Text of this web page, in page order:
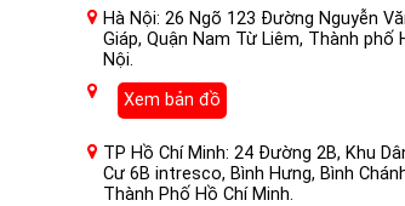
Lắp đặt Camera 360 Owin Plus sẽ
bạn quan sát toàn cảnh xung quanh
gì là đáng sợ.
Hà Nội: 26 Ngõ 123 Đường Nguyễn
Giáp, Quận Nam Từ Liêm, Thành phố
Nội.
Xem bản đồ
TP Hồ Chí Minh: 24 Đường 2B, Khu
Cư 6B intresco, Bình Hưng, Bình
Thành Phố Hồ Chí Minh.